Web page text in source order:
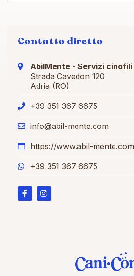
Contatto diretto
AbilMente - Servizi cinofili
Strada Cavedon 120
Adria (RO)
+39 351 367 6675
info@abil-mente.com
https://www.abil-mente.com
+39 351 367 6675